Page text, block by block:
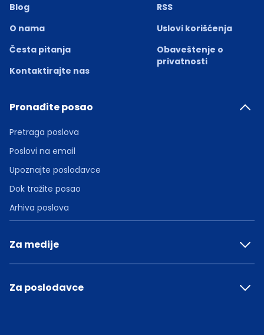
Blog
O nama
Česta pitanja
Kontaktirajte nas
RSS
Uslovi korišćenja
Obaveštenje o
privatnosti
Pronađite posao
Pretraga poslova
Poslovi na email
Upoznajte poslodavce
Dok tražite posao
Arhiva poslova
Za medije
Za poslodavce